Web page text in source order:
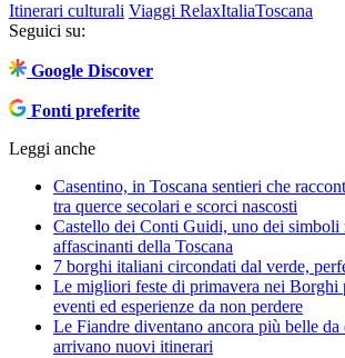
Itinerari culturali Viaggi RelaxItaliaToscana
Seguici su:
Google Discover
Fonti preferite
Leggi anche
Casentino, in Toscana sentieri che
tra querce secolari e scorci nascosti
Castello dei Conti Guidi, uno dei simboli
affascinanti della Toscana
7 borghi italiani circondati dal verde,
Le migliori feste di primavera nei Borghi
eventi ed esperienze da non perdere
Le Fiandre diventano ancora più belle da
arrivano nuovi itinerari